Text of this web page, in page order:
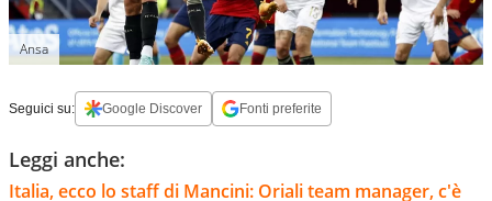
Ansa
Seguici su: Google Discover Fonti preferite
Leggi anche:
Italia, ecco lo staff di Mancini: Oriali team manager, c'è